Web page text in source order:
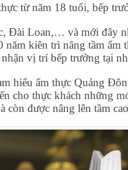
từ năm 18 tuổi, bếp
Đài Loan,… và mới đây
năm kiên trì nâng tầm
vị trí bếp trưởng tại
hiểu ẩm thực Quảng
cho thực khách những
còn được nâng lên tầm